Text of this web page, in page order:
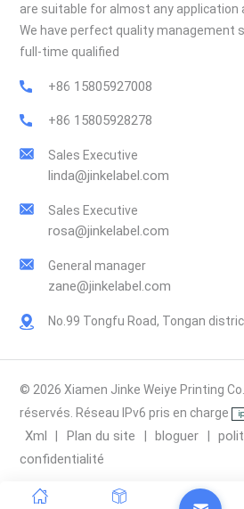
are suitable for almost any application
We have perfect quality management
full-time qualified
+86 15805927008
+86 15805928278
Sales Executive
linda@jinkelabel.com
Sales Executive
rosa@jinkelabel.com
General manager
zane@jinkelabel.com
No.99 Tongfu Road, Tongan
© 2026 Xiamen Jinke Weiye Printing
réservés. Réseau IPv6 pris en charge
Xml Plan du site bloguer
confidentialité